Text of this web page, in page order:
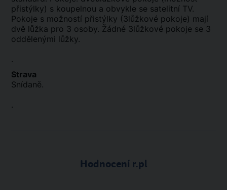
přistýlky) s koupelnou a obvykle se satelitní TV.
Pokoje s možností přistýlky (3lůžkové pokoje) mají
dvě lůžka pro 3 osoby. Žádné 3lůžkové pokoje se 3
oddělenými lůžky.
.
Strava
Snídaně.
.
Hodnocení r.pl